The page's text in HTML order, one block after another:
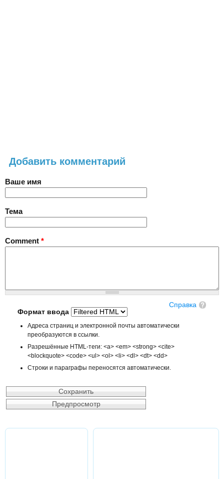
Добавить комментарий
Ваше имя
Тема
Comment *
Справка
Формат ввода
Адреса страниц и электронной почты автоматически
преобразуются в ссылки.
Разрешённые HTML-теги: <a> <em> <strong> <cite>
<blockquote> <code> <ul> <ol> <li> <dl> <dt> <dd>
Строки и параграфы переносятся автоматически.